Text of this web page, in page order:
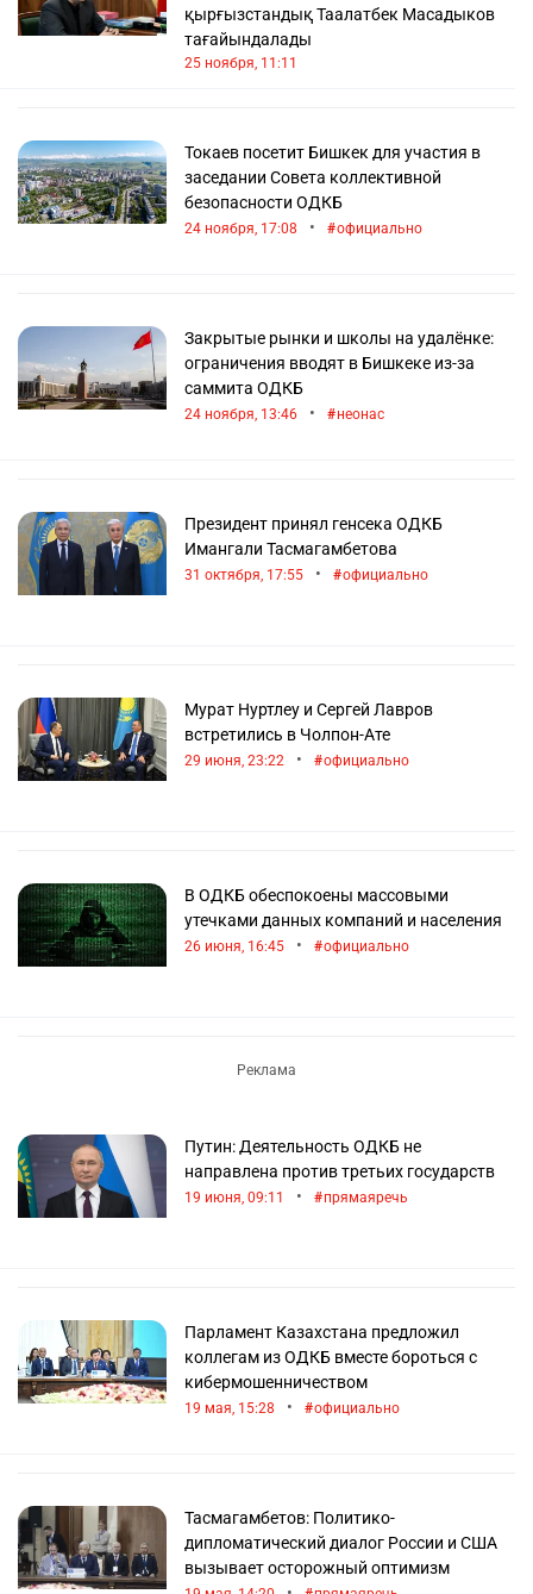
қырғызстандық Таалатбек Масадыков
тағайындалады
25 ноября, 11:11
Токаев посетит Бишкек для участия в
заседании Совета коллективной
безопасности ОДКБ
24 ноября, 17:08 • официально
Закрытые рынки и школы на удалёнке:
ограничения вводят в Бишкеке из-за
саммита ОДКБ
24 ноября, 13:46 • неонас
Президент принял генсека ОДКБ
Имангали Тасмагамбетова
31 октября, 17:55 • официально
Мурат Нуртлеу и Сергей Лавров
встретились в Чолпон-Ате
29 июня, 23:22 • официально
В ОДКБ обеспокоены массовыми
утечками данных компаний и населения
26 июня, 16:45 • официально
Путин: Деятельность ОДКБ не
направлена против третьих государств
19 июня, 09:11 • прямаяречь
Парламент Казахстана предложил
коллегам из ОДКБ вместе бороться с
кибермошенничеством
19 мая, 15:28 • официально
Тасмагамбетов: Политико-
дипломатический диалог России и США
вызывает осторожный оптимизм